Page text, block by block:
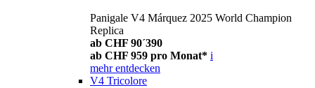
Panigale V4 Márquez 2025 World Champion
Replica
ab CHF 90´390
ab CHF 959 pro Monat* i
mehr entdecken
V4 Tricolore